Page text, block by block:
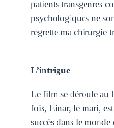
patients transgenres
psychologiques ne
regrette ma chirurgie
L’intrigue
Le film se déroule au
fois, Einar, le mari,
succès dans le